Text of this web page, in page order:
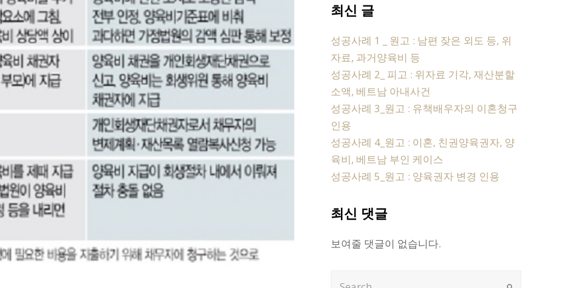
최신 글
성공사례 1 _ 원고 : 남편 잦은 외도 등, 위
자료, 과거양육비 등
성공사례 2_ 피고 : 위자료 기각, 재산분할
소액, 베트남 아내사건
성공사례 3_원고 : 유책배우자의 이혼청구
인용
성공사례 4_원고 : 이혼, 친권양육권자, 양
육비, 베트남 부인 케이스
성공사례 5_원고 : 양육권자 변경 인용
최신 댓글
보여줄 댓글이 없습니다.
Submit